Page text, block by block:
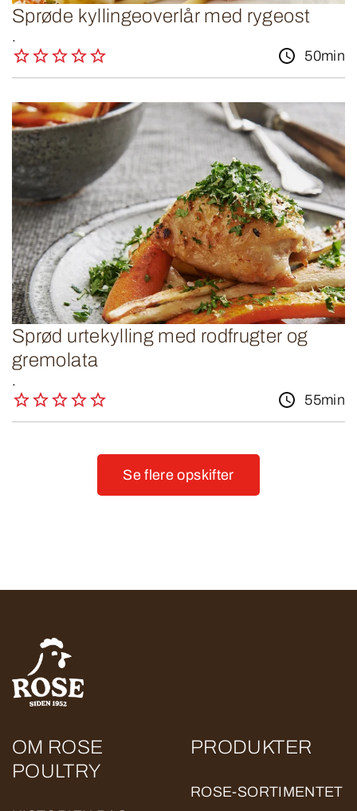
Sprøde kyllingeoverlår med rygeost
.
50min
Sprød urtekylling med rodfrugter og
gremolata
.
55min
Se flere opskifter
OM ROSE
POULTRY
PRODUKTER
ROSE-SORTIMENTET